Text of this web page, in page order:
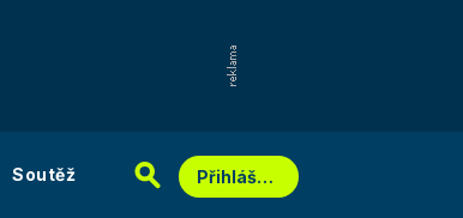
Soutěž Přihlášení